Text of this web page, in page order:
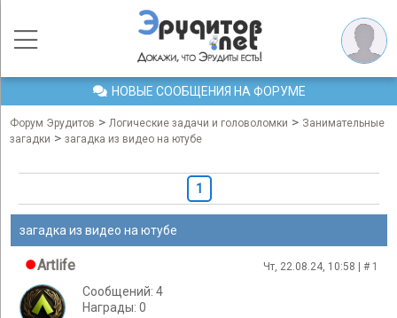
НОВЫЕ СООБЩЕНИЯ НА ФОРУМЕ
Форум Эрудитов > Логические задачи и головоломки > Занимательные
загадки > загадка из видео на ютубе
1
загадка из видео на ютубе
Artlife Чт, 22.08.24, 10:58 | # 1
Сообщений: 4
Награды: 0